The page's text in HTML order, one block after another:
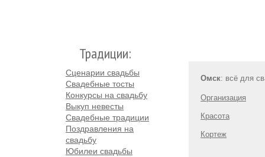
Традиции:
Сценарии свадьбы
Свадебные тосты
Конкурсы на свадьбу
Выкуп невесты
Свадебные традиции
Поздравления на
свадьбу
Юбилеи свадьбы
Омск: всё для
Организация
Красота
Кортеж